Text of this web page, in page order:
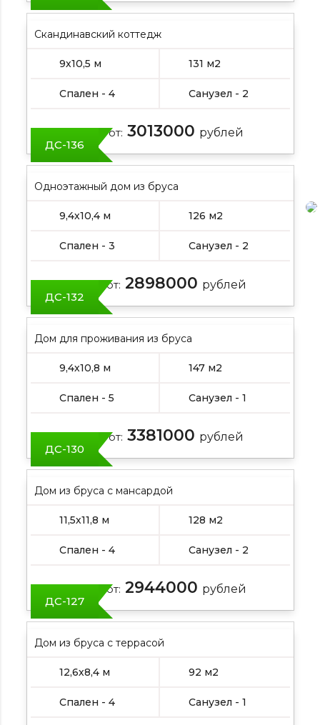
Скандинавский коттедж
9х10,5 м 131 м2
Спален - 4 Санузел - 2
Цена от: 3013000 рублей
ДС-136
Одноэтажный дом из бруса
9,4х10,4 м 126 м2
Спален - 3 Санузел - 2
Цена от: 2898000 рублей
ДС-132
Дом для проживания из бруса
9,4х10,8 м 147 м2
Спален - 5 Санузел - 1
Цена от: 3381000 рублей
ДС-130
Дом из бруса с мансардой
11,5х11,8 м 128 м2
Спален - 4 Санузел - 2
Цена от: 2944000 рублей
ДС-127
Дом из бруса с террасой
12,6х8,4 м 92 м2
Спален - 4 Санузел - 1